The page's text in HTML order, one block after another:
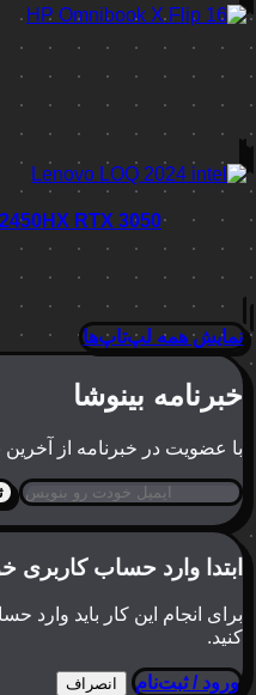
RTX 3050
نمایش همه لپ‌تاپ‌ها
خبرنامه بینوشا
با عضویت در خبرنامه از
ابتدا وارد حساب کاربری
برای انجام این کار باید وارد
کنید.
ورود / ثبت‌نام انصراف